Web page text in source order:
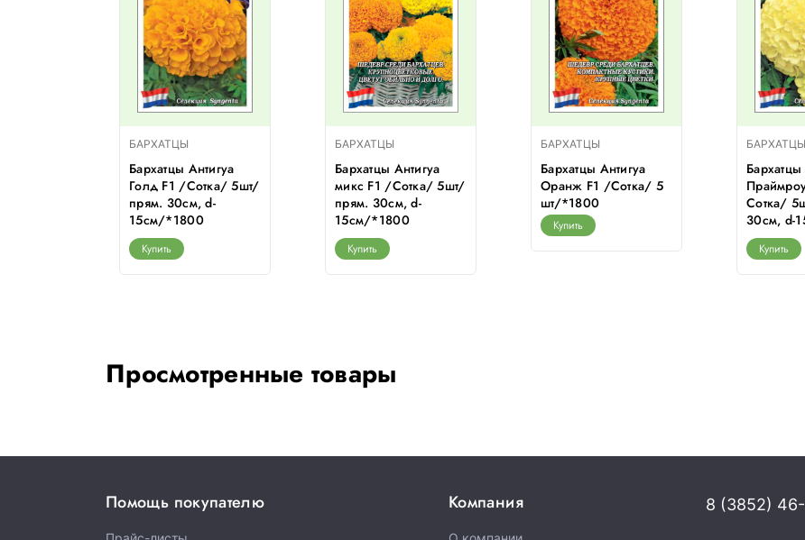
БАРХАТЦЫ
Бархатцы Антигуа
Голд F1 /Сотка/ 5шт/
прям. 30см, d-
15см/*1800
Купить
БАРХАТЦЫ
Бархатцы Антигуа
микс F1 /Сотка/ 5шт/
прям. 30см, d-
15см/*1800
Купить
БАРХАТЦЫ
Бархатцы Антигуа
Оранж F1 /Сотка/ 5
шт/*1800
Купить
БАРХАТЦЫ
Бархатцы
Сотка/
30см, d-
Купить
Просмотренные товары
Помощь покупателю Компания 8 (3852)